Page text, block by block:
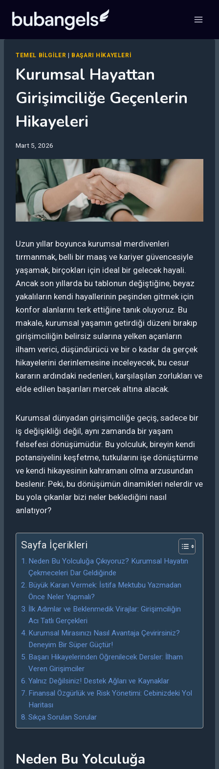
TEMEL BILGILER BAŞARI HIKAYELERI
Kurumsal Hayattan
Girişimciliğe Geçenlerin
Hikayeleri
Mart 5, 2026
Uzun yıllar boyunca kurumsal merdivenleri
tırmanmak, belli bir maaş ve kariyer güvencesiyle
yaşamak, birçokları için ideal bir gelecek hayali.
Ancak son yıllarda bu tablonun değiştiğine, beyaz
yakalıların kendi hayallerinin peşinden gitmek için
konfor alanlarını terk ettiğine tanık oluyoruz. Bu
makale, kurumsal yaşamın getirdiği düzeni bırakıp
girişimciliğin belirsiz sularına yelken açanların
ilham verici, düşündürücü ve bir o kadar da gerçek
hikayelerini derinlemesine inceleyecek, bu cesur
kararın ardındaki nedenleri, karşılaşılan zorlukları ve
elde edilen başarıları mercek altına alacak.
Kurumsal dünyadan girişimciliğe geçiş, sadece bir
iş değişikliği değil, aynı zamanda bir yaşam
felsefesi dönüşümüdür. Bu yolculuk, bireyin kendi
potansiyelini keşfetme, tutkularını işe dönüştürme
ve kendi hikayesinin kahramanı olma arzusundan
beslenir. Peki, bu dönüşümün dinamikleri nelerdir ve
bu yola çıkanlar bizi neler beklediğini nasıl
anlatıyor?
Sayfa İçerikleri
Neden Bu Yolculuğa Çıkıyoruz? Kurumsal Hayatın
Çekmeceleri Dar Geldiğinde
Büyük Kararı Vermek: İstifa Mektubu Yazmadan
Önce Neler Yapmalı?
İlk Adımlar ve Beklenmedik Virajlar: Girişimciliğin
Acı Tatlı Gerçekleri
Kurumsal Mirasınızı Nasıl Avantaja Çevirirsiniz?
Deneyim Bir Süper Güçtür!
Başarı Hikayelerinden Öğrenilecek Dersler: İlham
Veren Girişimciler
Yalnız Değilsiniz! Destek Ağları ve Kaynaklar
Finansal Özgürlük ve Risk Yönetimi: Cebinizdeki Yol
Haritası
Sıkça Sorulan Sorular
Neden Bu Yolculuğa